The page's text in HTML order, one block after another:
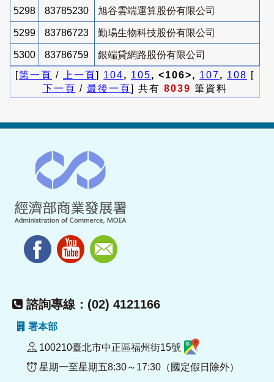
5298 83785230 旭谷雲端運算股份有限公司
5299 83786723 勤瑒生物科技股份有限公司
5300 83786759
銀端貸網路股份有限公司
[第一頁 / 上一頁] 104, 105, <106>, 107, 108 [
下一頁 / 最後一頁] 共有 8039 筆資料
諮詢專線：(02) 4121166
署本部
100210臺北市中正區福州街15號
星期一至星期五8:30～17:30（國定假日除外）